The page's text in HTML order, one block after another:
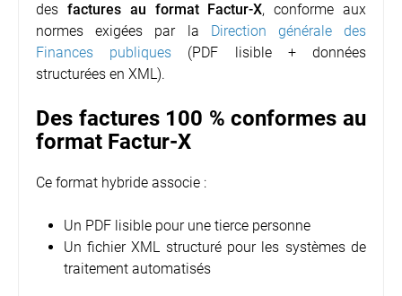
des factures au format Factur-X, conforme aux
normes exigées par la Direction générale des
Finances publiques (PDF lisible + données
structurées en XML).
Des factures 100 % conformes au
format Factur-X
Ce format hybride associe :
Un PDF lisible pour une tierce personne
Un fichier XML structuré pour les systèmes de
traitement automatisés